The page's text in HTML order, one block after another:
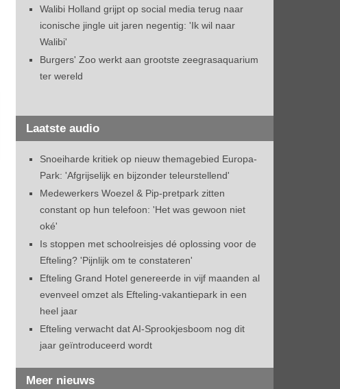
Walibi Holland grijpt op social media terug naar
iconische jingle uit jaren negentig: 'Ik wil naar
Walibi'
Burgers' Zoo werkt aan grootste zeegrasaquarium
ter wereld
Laatste audio
Snoeiharde kritiek op nieuw themagebied Europa-
Park: 'Afgrijselijk en bijzonder teleurstellend'
Medewerkers Woezel & Pip-pretpark zitten
constant op hun telefoon: 'Het was gewoon niet
oké'
Is stoppen met schoolreisjes dé oplossing voor de
Efteling? 'Pijnlijk om te constateren'
Efteling Grand Hotel genereerde in vijf maanden al
evenveel omzet als Efteling-vakantiepark in een
heel jaar
Efteling verwacht dat AI-Sprookjesboom nog dit
jaar geïntroduceerd wordt
Meer nieuws